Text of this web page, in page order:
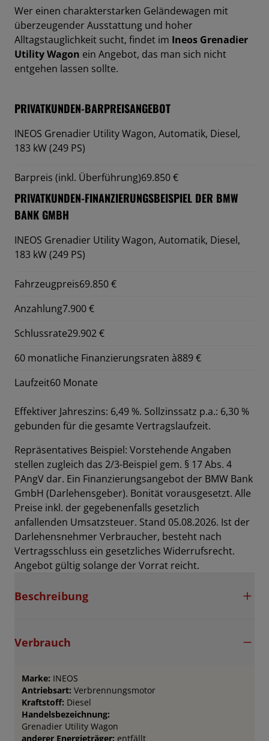
Wer einen charakterstarken Geländewagen mit
überzeugender Ausstattung und hoher
Alltagstauglichkeit sucht, findet im Ineos Grenadier
Utility Wagon ein Angebot, das man sich nicht
entgehen lassen sollte.
PRIVATKUNDEN-BARPREISANGEBOT
INEOS Grenadier Utility Wagon, Automatik, Diesel,
183 kW (249 PS)
Barpreis (inkl. Überführung)69.850 €
PRIVATKUNDEN-FINANZIERUNGSBEISPIEL DER BMW
BANK GMBH
INEOS Grenadier Utility Wagon, Automatik, Diesel,
183 kW (249 PS)
Fahrzeugpreis69.850 €
Anzahlung7.900 €
Schlussrate29.902 €
60 monatliche Finanzierungsraten à889 €
Laufzeit60 Monate
Effektiver Jahreszins: 6,49 %. Sollzinssatz p.a.: 6,30 %
gebunden für die gesamte Vertragslaufzeit.
Repräsentatives Beispiel: Vorstehende Angaben
stellen zugleich das 2/3-Beispiel gem. § 17 Abs. 4
PAngV dar. Ein Finanzierungsangebot der BMW Bank
GmbH (Darlehensgeber). Bonität vorausgesetzt. Alle
Preise inkl. der gegebenenfalls gesetzlich
anfallenden Umsatzsteuer. Stand 05.08.2026. Ist der
Darlehensnehmer Verbraucher, besteht nach
Vertragsschluss ein gesetzliches Widerrufsrecht.
Angebot gültig solange der Vorrat reicht.
Beschreibung
Verbrauch
Marke: INEOS
Antriebsart: Verbrennungsmotor
Kraftstoff: Diesel
Handelsbezeichnung:
Grenadier Utility Wagon
anderer Energieträger: entfällt